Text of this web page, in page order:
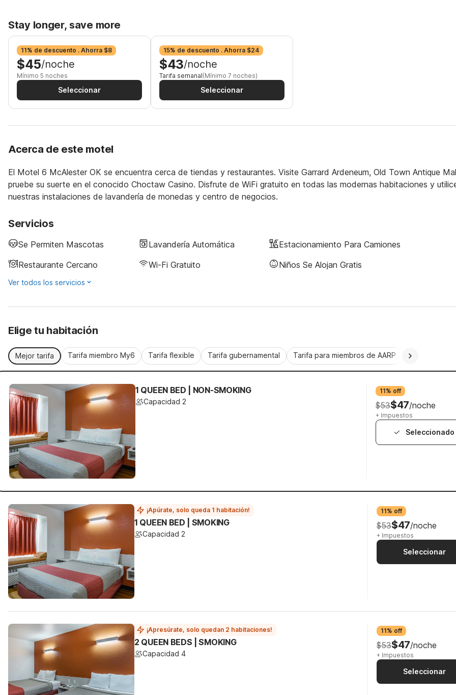
Stay longer, save more
11% de descuento . Ahorra $8
$45/noche
Mínimo 5 noches
Seleccionar
15% de descuento . Ahorra $24
$43/noche
Tarifa semanal(Mínimo 7 noches)
Seleccionar
Acerca de este motel
El Motel 6 McAlester OK se encuentra cerca de tiendas y restaurantes. Visite Garrard Ardeneum, Old Town Antique
pruebe su suerte en el conocido Choctaw Casino. Disfrute de WiFi gratuito en todas las modernas habitaciones y
nuestras instalaciones de lavandería de monedas y centro de negocios.
Servicios
Se Permiten Mascotas Lavandería Automática
Estacionamiento Para Camiones
Restaurante Cercano
Wi-Fi Gratuito Niños Se Alojan Gratis
Ver todos los servicios
Elige tu habitación
Mejor tarifa Tarifa miembro My6 Tarifa flexible Tarifa gubernamental Tarifa para miembros de AARP
1 QUEEN BED | NON-SMOKING
Capacidad 2
11% off
$53$47/noche
+ Impuestos
Seleccionado
¡Apúrate, solo queda 1 habitación!
1 QUEEN BED | SMOKING
Capacidad 2
11% off
$53$47/noche
+ Impuestos
Seleccionar
¡Apresúrate, solo quedan 2 habitaciones!
2 QUEEN BEDS | SMOKING
Capacidad 4
11% off
$53$47/noche
+ Impuestos
Seleccionar